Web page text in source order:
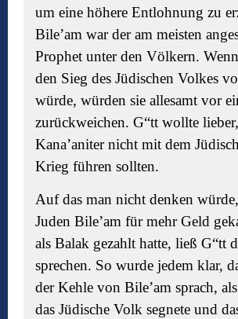
um eine höhere Entlohnung zu
Bile’am war der am meisten
Prophet unter den Völkern.
den Sieg des Jüdischen Volkes
würde, würden sie allesamt vor
zurückweichen. G“tt wollte
Kana’aniter nicht mit dem
Krieg führen sollten.
Auf das man nicht denken
Juden Bile’am für mehr Geld
als Balak gezahlt hatte, ließ G“tt
sprechen. So wurde jedem klar,
der Kehle von Bile’am sprach,
das Jüdische Volk segnete und